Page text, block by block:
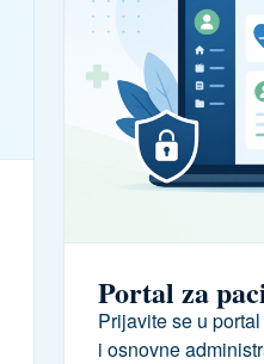
Portal za
Prijavite se u
i osnovne